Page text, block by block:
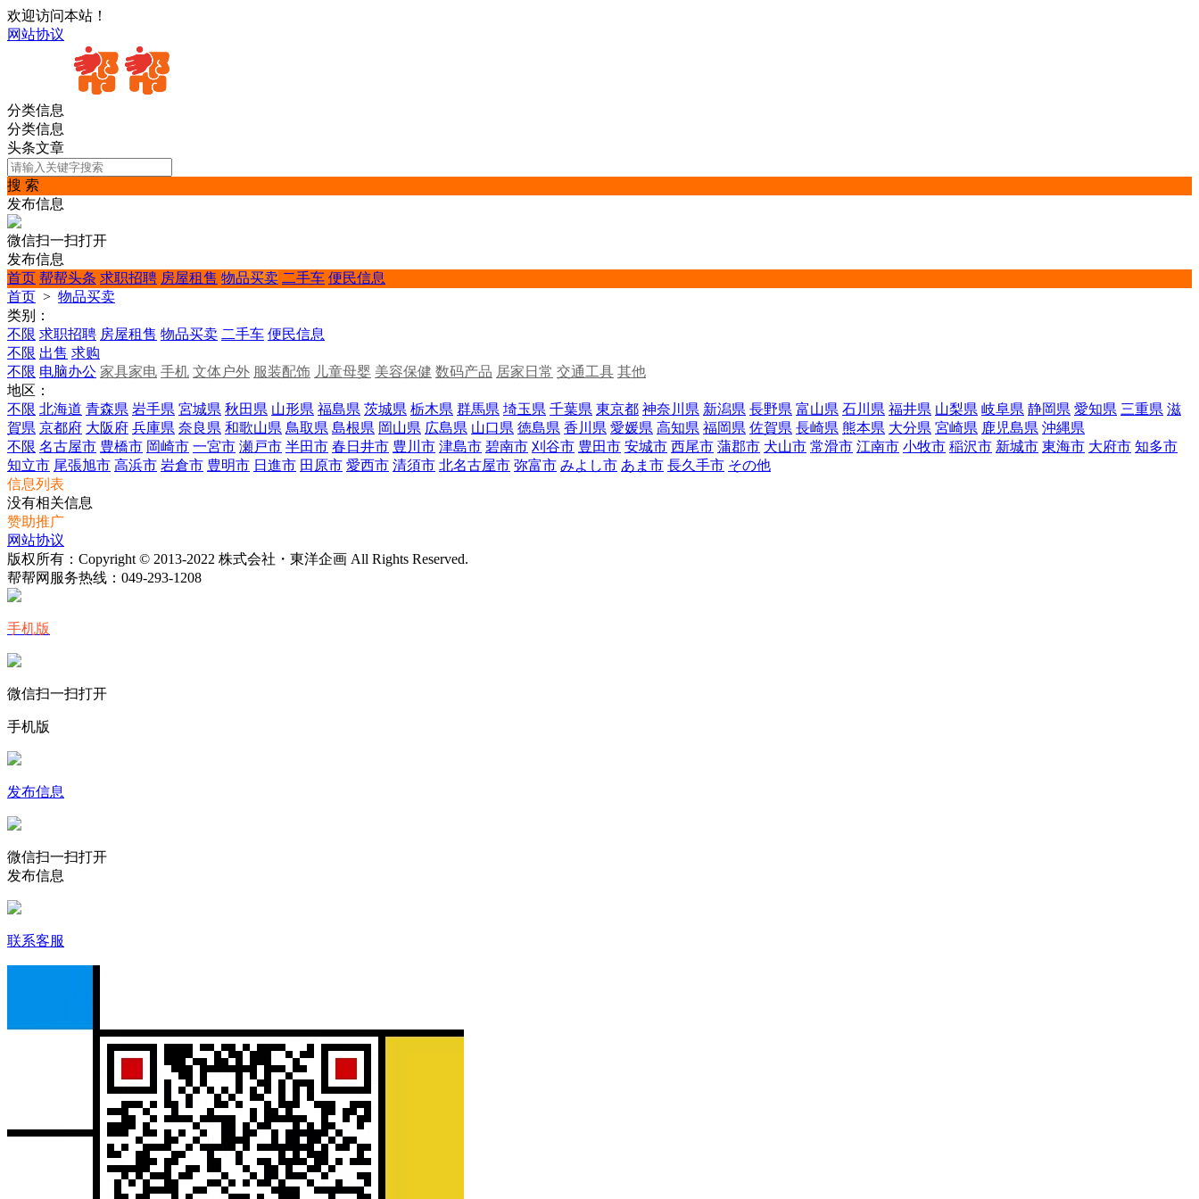
欢迎访问本站！
网站协议
分类信息
分类信息
头条文章
搜 索
发布信息
微信扫一扫打开
发布信息
首页 帮帮头条 求职招聘 房屋租售 物品买卖 二手车 便民信息
首页 > 物品买卖
类别：
不限 求职招聘 房屋租售 物品买卖 二手车 便民信息
不限 出售 求购
不限 电脑办公 家具家电 手机 文体户外 服装配饰 儿童母婴 美容保健 数码产品 居家日常 交通工具 其他
地区：
不限 北海道 青森県 岩手県 宮城県 秋田県 山形県 福島県 茨城県 栃木県 群馬県 埼玉県 千葉県 東京都 神奈川県 新潟県 長野県 富山県 石川県 福井県 山梨県 岐阜県 静岡県 愛知県 三重県 滋
賀県 京都府 大阪府 兵庫県 奈良県 和歌山県 鳥取県 島根県 岡山県 広島県 山口県 徳島県 香川県 愛媛県 高知県 福岡県 佐賀県 長崎県 熊本県 大分県 宮崎県 鹿児島県 沖縄県
不限 名古屋市 豊橋市 岡崎市 一宮市 瀬戸市 半田市 春日井市 豊川市 津島市 碧南市 刈谷市 豊田市 安城市 西尾市 蒲郡市 犬山市 常滑市 江南市 小牧市 稲沢市 新城市 東海市 大府市 知多市
知立市 尾張旭市 高浜市 岩倉市 豊明市 日進市 田原市 愛西市 清須市 北名古屋市 弥富市 みよし市 あま市 長久手市 その他
信息列表
没有相关信息
赞助推广
网站协议
版权所有：Copyright © 2013-2022 株式会社・東洋企画 All Rights Reserved.
帮帮网服务热线： 049-293-1208
手机版
微信扫一扫打开
手机版
发布信息
微信扫一扫打开
发布信息
联系客服